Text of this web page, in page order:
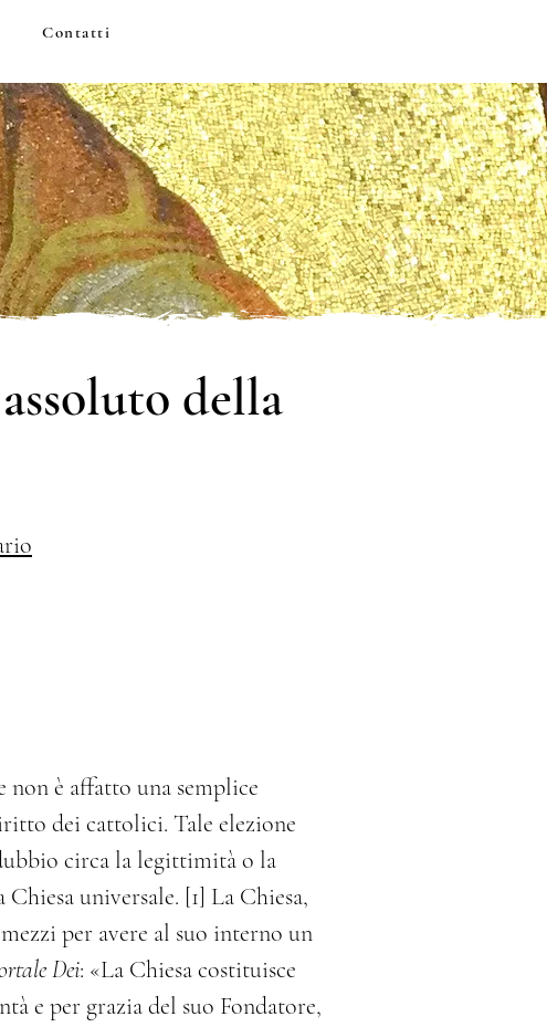
Contatti
della
non è affatto una semplice
dei cattolici. Tale elezione
circa la legittimità o la
universale. [1] La Chiesa,
per avere al suo interno un
Dei: «La Chiesa costituisce
e per grazia del suo Fondatore,